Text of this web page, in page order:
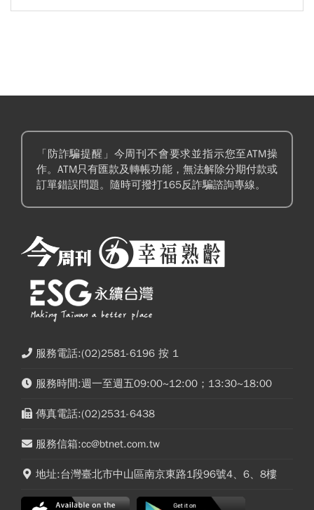
「防詐騙提醒」今周刊不會要求並指示您至ATM操
作。ATM只有匯款及轉帳功能，無法解除分期付款或
訂單錯誤問題。隨時可撥打165反詐騙諮詢專線。
服務電話:(02)2581-6196 按 1
服務時間:週一至週五09:00~12:00；13:30~18:00
傳真電話:(02)2531-6438
服務信箱:cc@btnet.com.tw
地址:台灣臺北市中山區南京東路1段96號4、6、8樓